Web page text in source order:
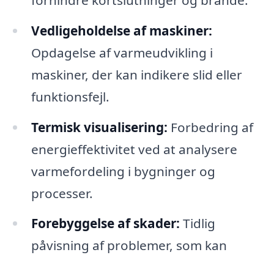
Vedligeholdelse af maskiner:
Opdagelse af varmeudvikling i
maskiner, der kan indikere slid eller
funktionsfejl.
Termisk visualisering: Forbedring af
energieffektivitet ved at analysere
varmefordeling i bygninger og
processer.
Forebyggelse af skader: Tidlig
påvisning af problemer, som kan